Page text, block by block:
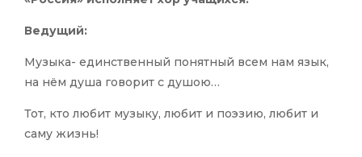
Ведущий:
Музыка- единственный понятный всем нам язык,
на нём душа говорит с душою…
Тот, кто любит музыку, любит и поэзию, любит и
саму жизнь!